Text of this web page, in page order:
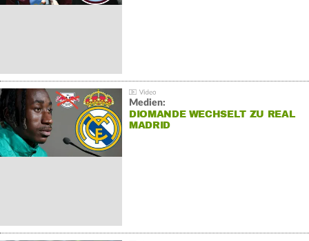
Medien:
DIOMANDE WECHSELT ZU REAL
MADRID